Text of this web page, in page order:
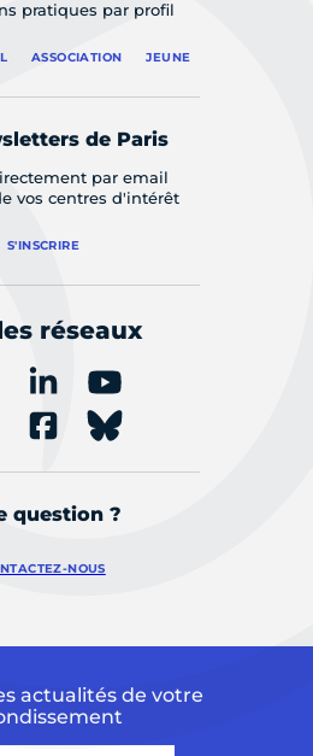
pratiques par profil
ASSOCIATION JEUNE
de Paris
par email
vos centres d'intérêt
S'INSCRIRE
réseaux
question ?
NOUS
actualités de votre